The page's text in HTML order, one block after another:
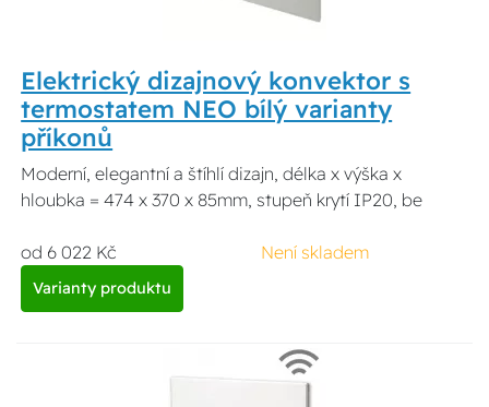
Elektrický dizajnový konvektor s
termostatem NEO bílý varianty
příkonů
Moderní, elegantní a štíhlí dizajn, délka x výška x
hloubka = 474 x 370 x 85mm, stupeň krytí IP20, be
od 6 022 Kč Není skladem
Varianty produktu